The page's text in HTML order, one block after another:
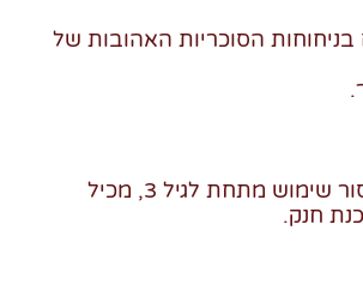
בניחוחות הסוכריות האהובות של
- אזהרה: חל איסור שימוש מתחת לגיל 3, מכיל
חנק.